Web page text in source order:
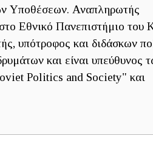
Υποθέσεων. Αναπληρωτής
Εθνικό Πανεπιστήμιο του
υπότροφος και διδάσκων
και είναι υπεύθυνος
Politics and Society" και